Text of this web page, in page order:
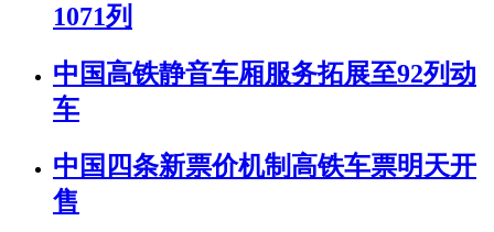
1071列
中国高铁静音车厢服务拓展至92列动
车
中国四条新票价机制高铁车票明天开
售